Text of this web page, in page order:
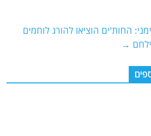
k
החות'ים הוציאו להורג לוחמים
→